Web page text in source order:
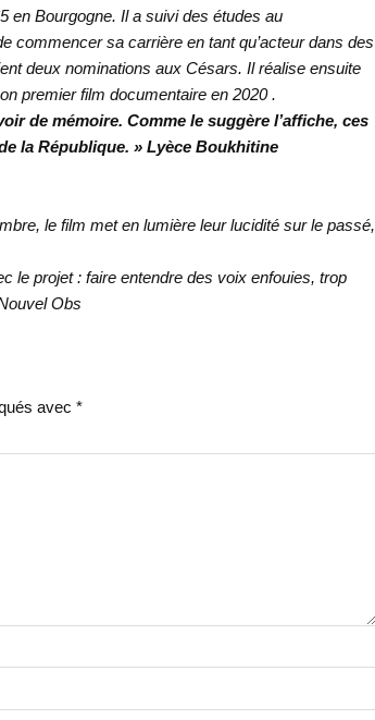
en Bourgogne. Il a suivi des études au
commencer sa carrière en tant qu’acteur dans des
deux nominations aux Césars. Il réalise ensuite
premier film documentaire en 2020 .
de mémoire. Comme le suggère l’affiche, ces
la République. » Lyèce Boukhitine
le film met en lumière leur lucidité sur le passé,
le projet : faire entendre des voix enfouies, trop
Obs
avec*